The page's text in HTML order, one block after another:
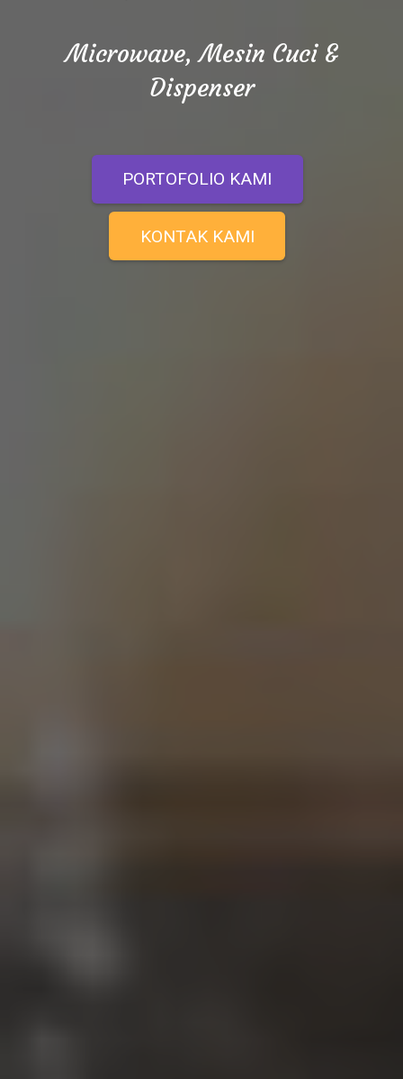
Microwave, Mesin Cuci &
Dispenser
PORTOFOLIO KAMI
KONTAK KAMI